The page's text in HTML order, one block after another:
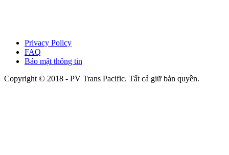
Privacy Policy
FAQ
Bảo mật thông tin
Copyright © 2018 - PV Trans Pacific. Tất cả giữ bản quyền.